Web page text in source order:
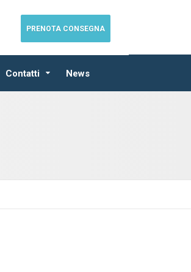
Contatti News
PRENOTA CONSEGNA